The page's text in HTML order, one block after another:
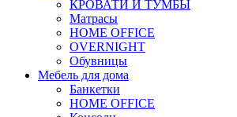
КРОВАТИ И ТУМБЫ
Матрасы
HOME OFFICE
OVERNIGHT
Обувницы
Мебель для дома
Банкетки
HOME OFFICE